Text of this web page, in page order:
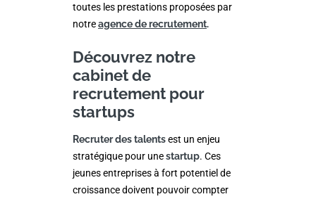
toutes les prestations proposées par
notreagence de recrutement.
Découvrez notre
cabinet de
recrutement pour
startups
Recruter des talentsest un enjeu
stratégique pour unestartup. Ces
jeunes entreprises à fort potentiel de
croissance doivent pouvoir compter